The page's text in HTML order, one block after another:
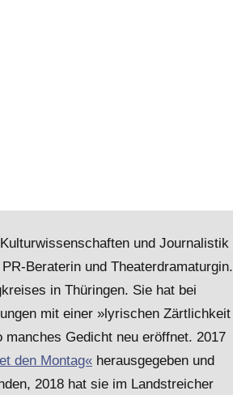
und Journalistik
Beraterin und Theaterdramaturgin.
in Thüringen. Sie hat bei
mit einer »lyrischen Zärtlichkeit
Gedicht neu eröffnet. 2017
den Montag« herausgegeben und
2018 hat sie im Landstreicher